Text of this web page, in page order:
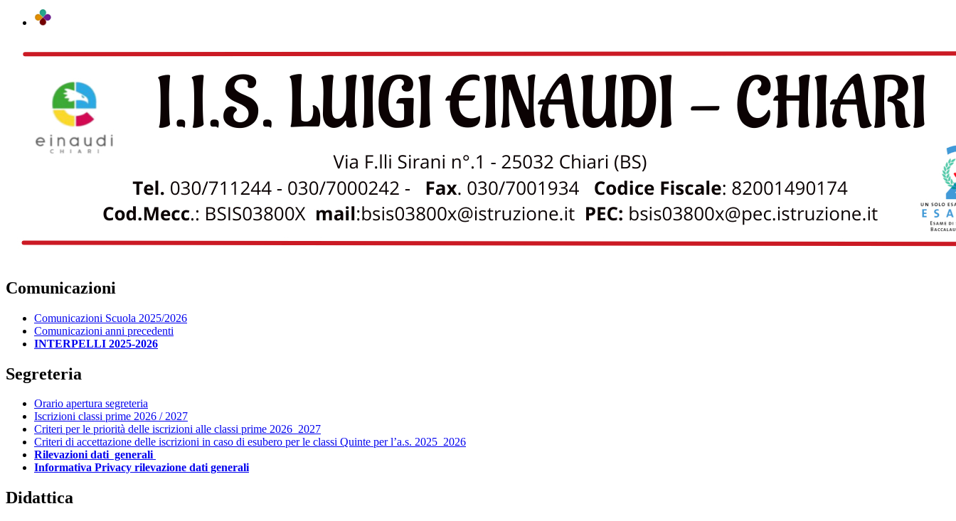
Comunicazioni
Comunicazioni Scuola 2025/2026
Comunicazioni anni precedenti
INTERPELLI 2025-2026
Segreteria
Orario apertura segreteria
Iscrizioni classi prime 2026 / 2027
Criteri per le priorità delle iscrizioni alle classi prime 2026_2027
Criteri di accettazione delle iscrizioni in caso di esubero per le classi Quinte per l’a.s. 2025_2026
Rilevazioni dati generali
Informativa Privacy rilevazione dati generali
Didattica